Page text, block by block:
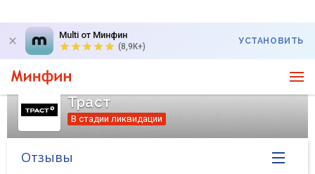
Multi от Минфин
(8,9K+)
УСТАНОВИТЬ
Траст
В стадии ликвидации
Отзывы